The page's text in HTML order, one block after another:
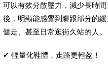
可以有效分散壓力，減少長時
後，明顯能感覺到腳跟部分的
健走、甚至日常逛街久站的人。
✔ 輕量化鞋體，走路更輕盈！